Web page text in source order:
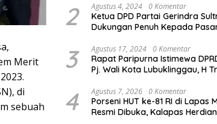
Merit
di
sebuah
2 Agustus 4, 2024 0 Komentar
Ketua DPD Partai Gerindra
Dukungan Penuh Kepada
Konawe (HADIR) di Pilkada
3 Agustus 17, 2024 0 Komentar
Rapat Paripurna Istimewa
Pj. Wali Kota Lubuklinggau, H
Mendengarkan Pidato
Presiden RI Dalam Rangka
4 Agustus 7, 2026 0 Komentar
Porseni HUT ke-81 RI di Lapas
Resmi Dibuka, Kalapas